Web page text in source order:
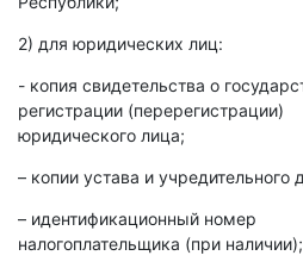
2) для юридических лиц:
- копия свидетельства о
регистрации (перерегистрации)
юридического лица;
– копии устава и учредительного
– идентификационный номер
налогоплательщика (при наличии);